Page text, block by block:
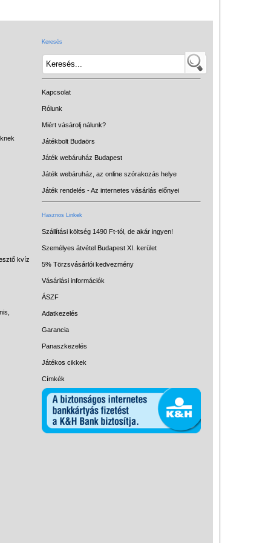
kvíz
Keresés
Kapcsolat
Rólunk
Miért vásárolj nálunk?
Játékbolt Budaörs
Játék webáruház Budapest
Játék webáruház, az online szórakozás helye
Játék rendelés - Az internetes vásárlás előnyei
Hasznos Linkek
Szállítási költség 1490 Ft-tól, de akár ingyen!
Személyes átvétel Budapest XI. kerület
5% Törzsvásárlói kedvezmény
Vásárlási információk
ÁSZF
Adatkezelés
Garancia
Panaszkezelés
Játékos cikkek
Címkék
Intelligens gyurma
Licenszes TOP
gyerekajándékok
LOGICO
LÜK
Papírszínház
Pixelhobby